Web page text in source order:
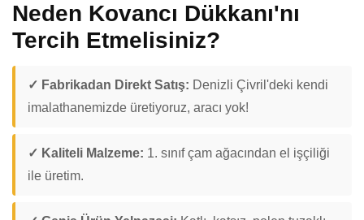
Neden Kovancı Dükkanı'nı
Tercih Etmelisiniz?
✓ Fabrikadan Direkt Satış: Denizli Çivril'deki kendi
imalathanemizde üretiyoruz, aracı yok!
✓ Kaliteli Malzeme: 1. sınıf çam ağacından el işçiliği
ile üretim.